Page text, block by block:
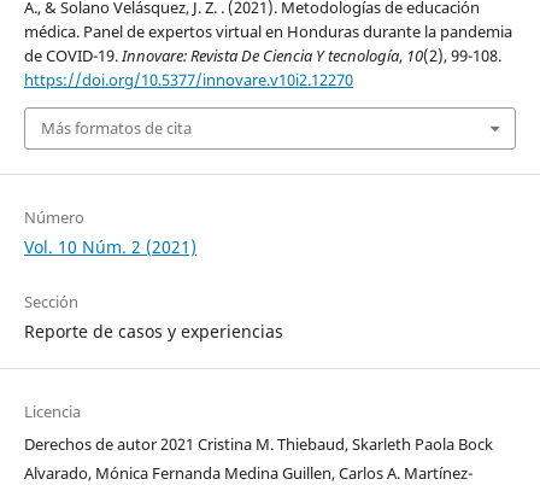
A., & Solano Velásquez, J. Z. . (2021). Metodologías de educación
médica. Panel de expertos virtual en Honduras durante la pandemia
de COVID-19.Innovare: Revista De Ciencia Y tecnología, 10(2), 99-108.
https://doi.org/10.5377/innovare.v10i2.12270
Más formatos de cita
Número
Vol. 10 Núm. 2 (2021)
Sección
Reporte de casos y experiencias
Licencia
Derechos de autor 2021 Cristina M. Thiebaud, Skarleth Paola Bock
Alvarado, Mónica Fernanda Medina Guillen, Carlos A. Martínez-